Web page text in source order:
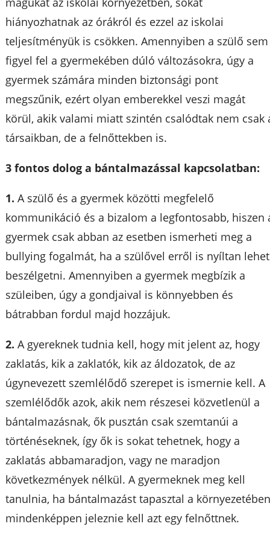
hiányozhatnak az órákról és ezzel az iskolai
teljesítményük is csökken. Amennyiben a szülő sem
figyel fel a gyermekében dúló változásokra, úgy a
gyermek számára minden biztonsági pont
megszűnik, ezért olyan emberekkel veszi magát
körül, akik valami miatt szintén csalódtak nem csak
társaikban, de a felnőttekben is.
3 fontos dolog a bántalmazással kapcsolatban:
1.A szülő és a gyermek közötti megfelelő
kommunikáció és a bizalom a legfontosabb, hiszen
gyermek csak abban az esetben ismerheti meg a
bullying fogalmát, ha a szülővel erről is nyíltan lehet
beszélgetni. Amennyiben a gyermek megbízik a
szüleiben, úgy a gondjaival is könnyebben és
bátrabban fordul majd hozzájuk.
2.A gyereknek tudnia kell, hogy mit jelent az, hogy
zaklatás, kik a zaklatók, kik az áldozatok, de az
úgynevezett szemlélődő szerepet is ismernie kell. A
szemlélődők azok, akik nem részesei közvetlenül a
bántalmazásnak, ők pusztán csak szemtanúi a
történéseknek, így ők is sokat tehetnek, hogy a
zaklatás abbamaradjon, vagy ne maradjon
következmények nélkül. A gyermeknek meg kell
tanulnia, ha bántalmazást tapasztal a
mindenképpen jeleznie kell azt egy felnőttnek.